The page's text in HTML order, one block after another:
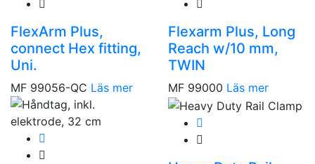
FlexArm Plus,
connect Hex fitting,
Uni.
MF 99056-QC Läs mer
Flexarm Plus, Long
Reach w/10 mm,
TWIN
MF 99000 Läs mer